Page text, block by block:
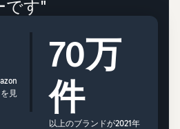
です"
見
70万
件
以上のブランドが2021年